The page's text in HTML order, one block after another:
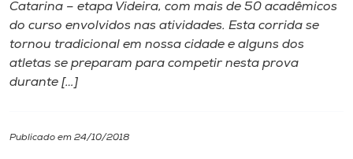
I.nova
Diplomados
Catarina – etapa Videira, com mais de 50 acadêmicos
do curso envolvidos nas atividades. Esta corrida se
tornou tradicional em nossa cidade e alguns dos
atletas se preparam para competir nesta prova
durante […]
Publicado em 24/10/2018